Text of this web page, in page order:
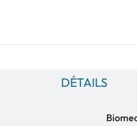
DÉTAILS